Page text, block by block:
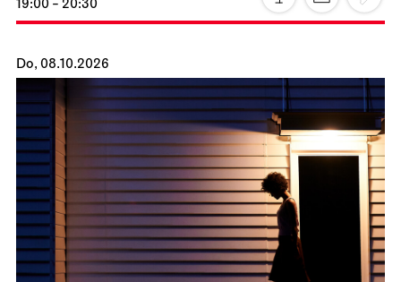
19:00 - 20:30
Do, 08.10.2026